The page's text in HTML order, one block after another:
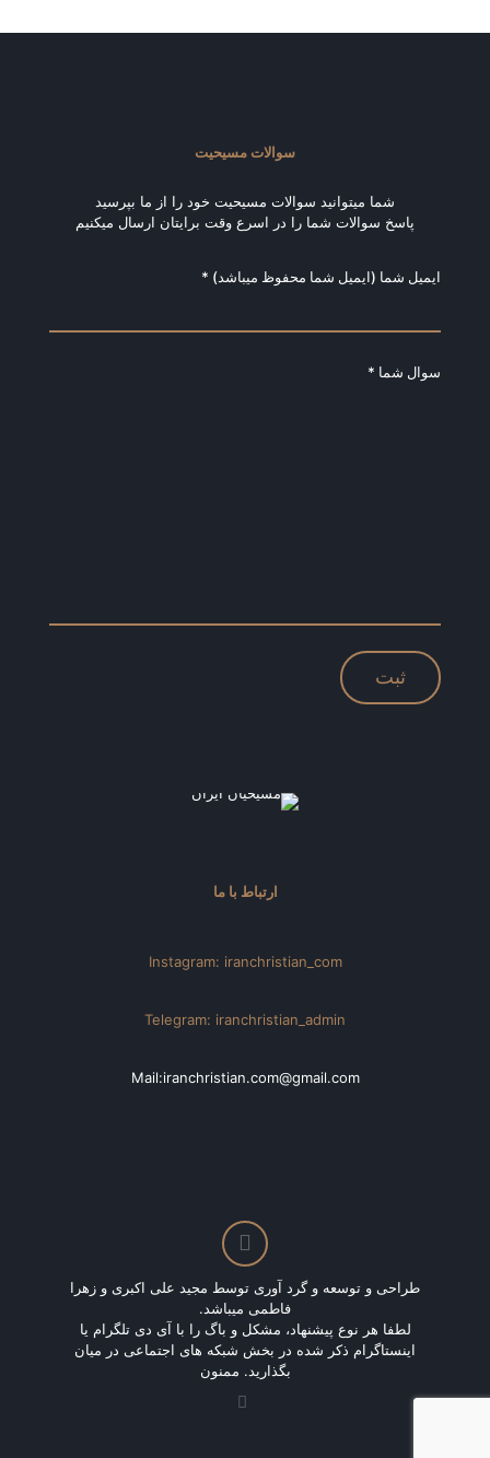
سوالات مسیحیت
شما میتوانید سوالات مسیحیت خود را از ما بپرسید
پاسخ سوالات شما را در اسرع وقت برایتان ارسال میکنیم
ایمیل شما (ایمیل شما محفوظ میباشد) *
سوال شما *
ارتباط با ما
Instagram: iranchristian_com
Telegram: iranchristian_admin
Mail:iranchristian.com@gmail.com
طراحی و توسعه و گرد آوری توسط مجید علی اکبری و زهرا
فاطمی میباشد.
لطفا هر نوع پیشنهاد، مشکل و باگ را با آی دی تلگرام یا
اینستاگرام ذکر شده در بخش شبکه های اجتماعی در میان
بگذارید. ممنون